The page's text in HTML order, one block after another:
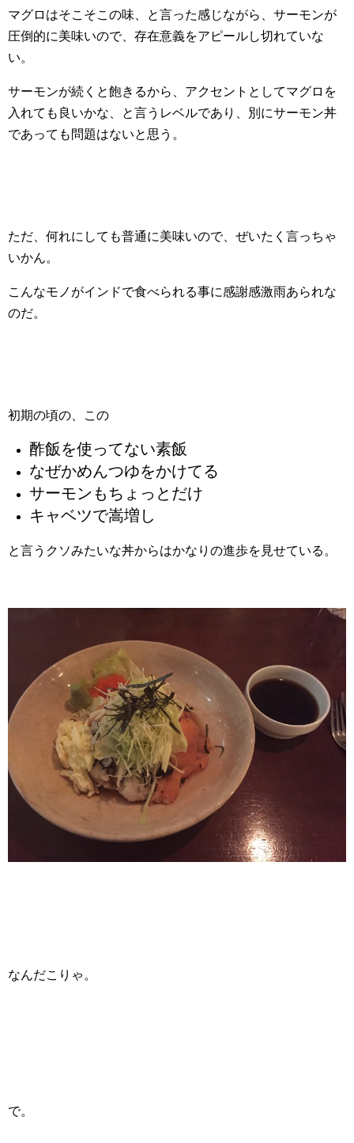
マグロはそこそこの味、と言った感じながら、サーモンが
圧倒的に美味いので、存在意義をアピールし切れていな
い。
サーモンが続くと飽きるから、アクセントとしてマグロを
入れても良いかな、と言うレベルであり、別にサーモン丼
であっても問題はないと思う。
ただ、何れにしても普通に美味いので、ぜいたく言っちゃ
いかん。
こんなモノがインドで食べられる事に感謝感激雨あられな
のだ。
初期の頃の、この
酢飯を使ってない素飯
なぜかめんつゆをかけてる
サーモンもちょっとだけ
キャベツで嵩増し
と言うクソみたいな丼からはかなりの進歩を見せている。
なんだこりゃ。
で。